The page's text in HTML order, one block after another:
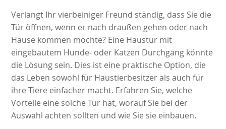
Verlangt Ihr vierbeiniger Freund ständig, dass Sie die
Tür öffnen, wenn er nach draußen gehen oder nach
Hause kommen möchte? Eine Haustür mit
eingebautem Hunde- oder Katzen Durchgang könnte
die Lösung sein. Dies ist eine praktische Option, die
das Leben sowohl für Haustierbesitzer als auch für
ihre Tiere einfacher macht. Erfahren Sie, welche
Vorteile eine solche Tür hat, worauf Sie bei der
Auswahl achten sollten und wie Sie sie einbauen.